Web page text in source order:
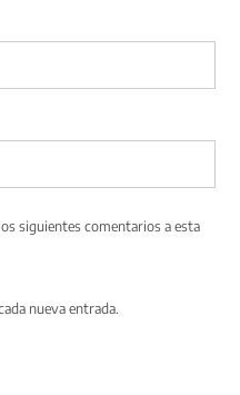
siguientes comentarios a esta
nueva entrada.